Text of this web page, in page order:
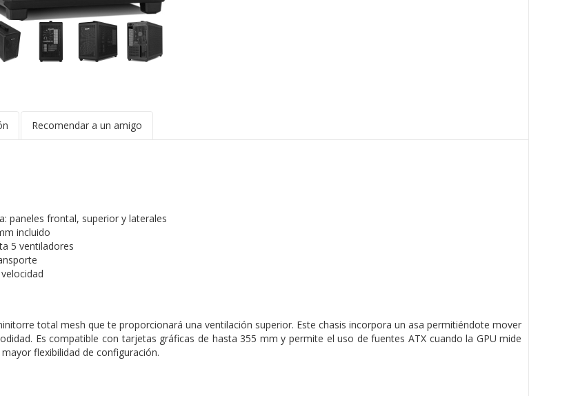
Recomendar a un amigo
paneles frontal, superior y laterales
incluido
5 ventiladores
total mesh que te proporcionará una ventilación superior. Este chasis incorpora un asa permitiéndote mover
Es compatible con tarjetas gráficas de hasta 355 mm y permite el uso de fuentes ATX cuando la GPU mide
flexibilidad de configuración.